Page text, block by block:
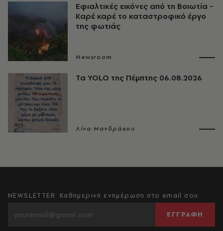
Εφιαλτικές εικόνες από τη Βοιωτία -
Καρέ καρέ το καταστροφικό έργο
της φωτιάς
Newsroom
Τα YOLO της Πέμπτης 06.08.2026
Λίνα Μανδράκου
NEWSLETTER: Καθημερινή ενημέρωση στο email σου
ΕΓΓΡΑΦΗ